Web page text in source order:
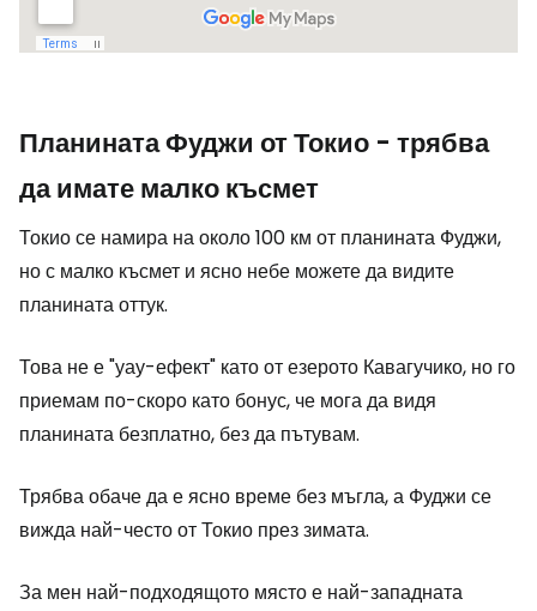
Планината Фуджи от Токио - трябва
да имате малко късмет
Токио се намира на около 100 км от планината Фуджи,
но с малко късмет и ясно небе можете да видите
планината оттук.
Това не е "уау-ефект" като от езерото Кавагучико, но го
приемам по-скоро като бонус, че мога да видя
планината безплатно, без да пътувам.
Трябва обаче да е ясно време без мъгла, а Фуджи се
вижда най-често от Токио през зимата.
За мен най-подходящото място е най-западната